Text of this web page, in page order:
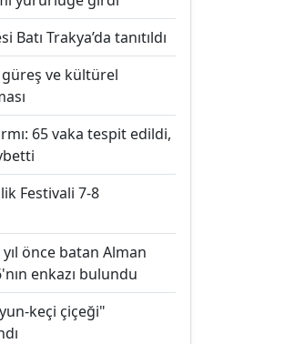
Trakya’da tanıtıldı
güreş ve kültürel
65 vaka tespit edildi,
Festivali 7-8
önce batan Alman
enkazı bulundu
keçi çiçeği"